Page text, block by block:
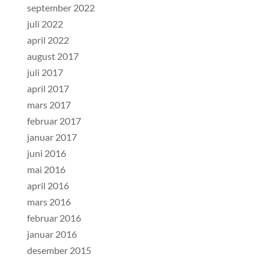
september 2022
juli 2022
april 2022
august 2017
juli 2017
april 2017
mars 2017
februar 2017
januar 2017
juni 2016
mai 2016
april 2016
mars 2016
februar 2016
januar 2016
desember 2015